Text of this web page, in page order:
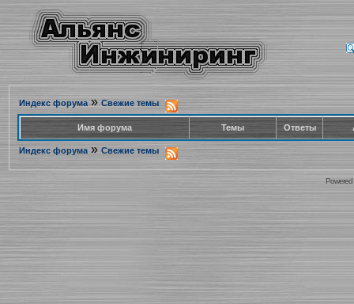
Индекс форума» Свежие темы
Имя форума Темы Ответы
Индекс форума » Свежие темы